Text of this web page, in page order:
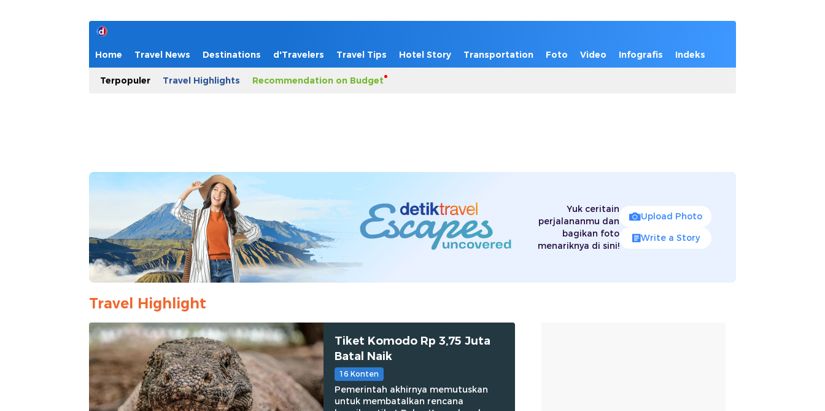
Home Travel News Destinations d'Travelers Travel Tips Hotel Story Transportation Foto Video Infografis Indeks
Terpopuler Travel Highlights Recommendation on Budget
Yuk ceritain
perjalananmu dan
bagikan foto
menariknya di sini!
Upload Photo
Write a Story
Travel Highlight
Tiket Komodo Rp 3,75 Juta
Batal Naik
16 Konten
Pemerintah akhirnya memutuskan
untuk membatalkan rencana